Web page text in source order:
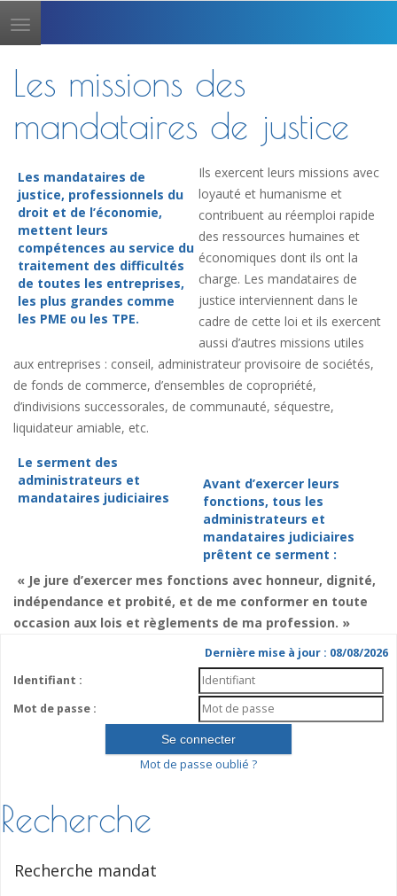
Toggle
navigation
Les missions des
mandataires de justice
Les mandataires de
justice, professionnels du
droit et de l’économie,
mettent leurs
compétences au service du
traitement des difficultés
de toutes les entreprises,
les plus grandes comme
les PME ou les TPE.
Ils exercent leurs missions avec
loyauté et humanisme et
contribuent au réemploi rapide
des ressources humaines et
économiques dont ils ont la
charge. Les mandataires de
justice interviennent dans le
cadre de cette loi et ils exercent
aussi d’autres missions utiles
aux entreprises : conseil, administrateur provisoire de sociétés,
de fonds de commerce, d’ensembles de copropriété,
d’indivisions successorales, de communauté, séquestre,
liquidateur amiable, etc.
Le serment des
administrateurs et
mandataires judiciaires
Avant d’exercer leurs
fonctions, tous les
administrateurs et
mandataires judiciaires
prêtent ce serment :
« Je jure d’exercer mes fonctions avec honneur, dignité,
indépendance et probité, et de me conformer en toute
occasion aux lois et règlements de ma profession. »
Dernière mise à jour : 08/08/2026
Identifiant :
Mot de passe :
Mot de passe oublié ?
Recherche
Recherche mandat